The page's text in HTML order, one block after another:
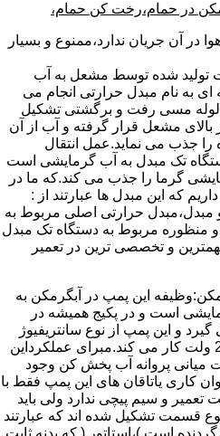
در حمام،رخت کن حمام،
در آن جریان ندارد،ممنوع و بسیار
تولید شده توسط مشعل به آب
به نام مبدل حرارتی انجام می
لوله مسی رفت و برگشتی تشکیل
مشعل قرار گرفته و آب از آن
جذب می نماید.عمل انتقال
تک مبدل به آب گرمایشی است
گرما را جذب می کند.که ما در
که این مبدل ها عبارتند از :
مبدل،مبدل حرارتی اصلی مربوط به
منظوره مربوط به دستگاه تک مبدل
و تخصصی ترین در تعمیر
این پمپ در آبگرمکن به
است و در پکیج همیشه در
و این پمپ از نوع سانتریفیوژ
(گریز از مرکز) بوده و با برق 220 ولت کار می کند.مبرای عملکرداین
پروانه آب پخش کن وجود
کاری یاتاقان های این پمپ فقط با
تعمیر و سیم پیچی ندارد ولی باید
قسمت تشکیل شده اند که عبارتند